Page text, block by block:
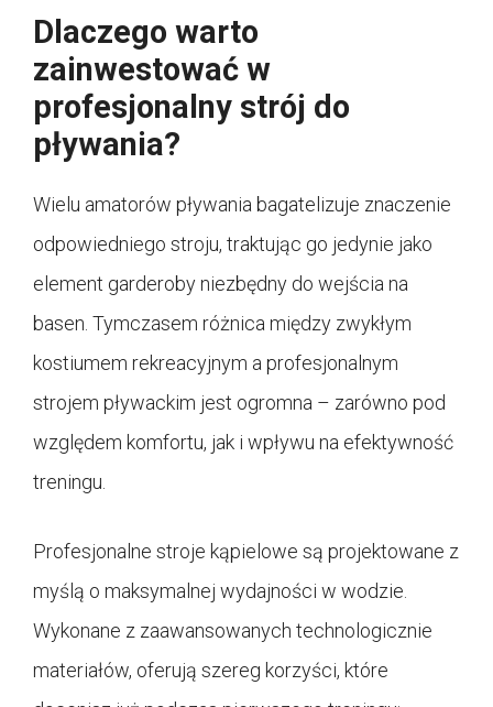
Dlaczego warto
zainwestować w
profesjonalny strój do
pływania?
Wielu amatorów pływania bagatelizuje znaczenie
odpowiedniego stroju, traktując go jedynie jako
element garderoby niezbędny do wejścia na
basen. Tymczasem różnica między zwykłym
kostiumem rekreacyjnym a profesjonalnym
strojem pływackim jest ogromna – zarówno pod
względem komfortu, jak i wpływu na efektywność
treningu.
Profesjonalne stroje kąpielowe są projektowane z
myślą o maksymalnej wydajności w wodzie.
Wykonane z zaawansowanych technologicznie
materiałów, oferują szereg korzyści, które